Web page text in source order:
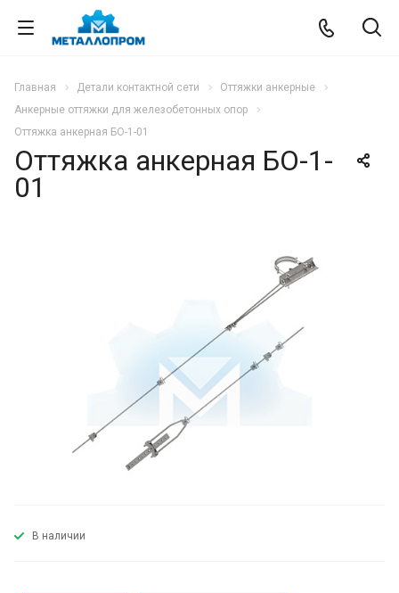
Главная Детали контактной сети
Оттяжки анкерные
Анкерные оттяжки для железобетонных опор
Оттяжка анкерная БО-1-01
Оттяжка анкерная БО-1-
01
В наличии